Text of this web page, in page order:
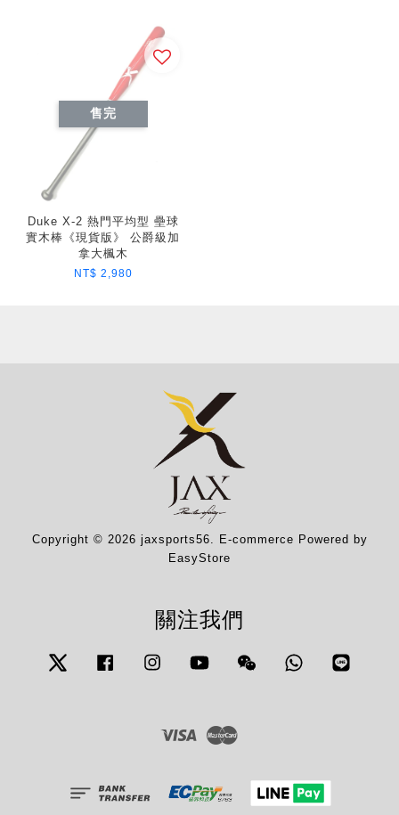
售完
Duke X-2 熱門平均型 壘球
實木棒《現貨版》 公爵級加
拿大楓木
NT$ 2,980
Copyright © 2026 jaxsports56. E-commerce Powered by
EasyStore
關注我們
Twitter Facebook InstagramYouTube Wechat Whatsapp
Visa